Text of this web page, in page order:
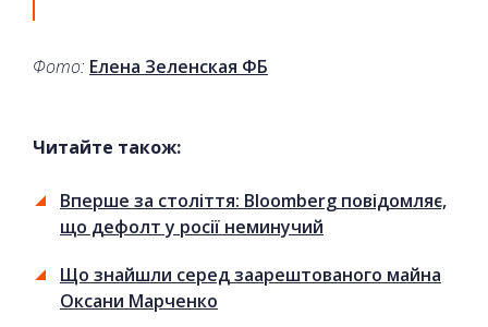
Фото: Елена Зеленская ФБ
Читайте також:
Вперше за століття: Bloomberg повідомляє,
що дефолт у росії неминучий
Що знайшли серед заарештованого майна
Оксани Марченко